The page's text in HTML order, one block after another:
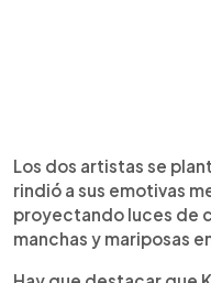
Los dos artistas se
rindió a sus emotivas
proyectando luces de
manchas y mariposas